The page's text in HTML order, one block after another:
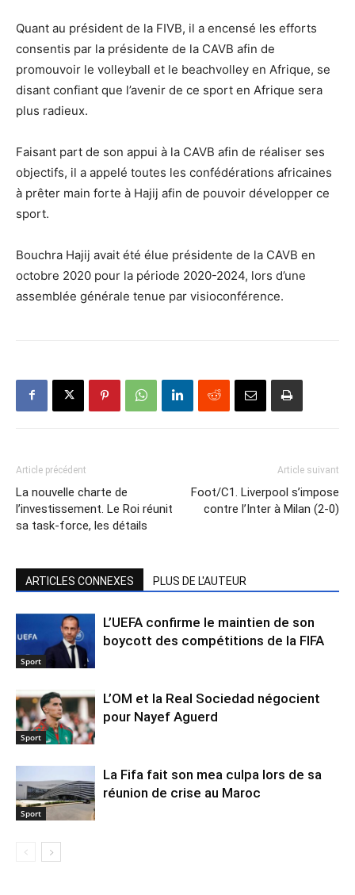
Quant au président de la FIVB, il a encensé les efforts
consentis par la présidente de la CAVB afin de
promouvoir le volleyball et le beachvolley en Afrique, se
disant confiant que l’avenir de ce sport en Afrique sera
plus radieux.
Faisant part de son appui à la CAVB afin de réaliser ses
objectifs, il a appelé toutes les confédérations africaines
à prêter main forte à Hajij afin de pouvoir développer ce
sport.
Bouchra Hajij avait été élue présidente de la CAVB en
octobre 2020 pour la période 2020-2024, lors d’une
assemblée générale tenue par visioconférence.
Article précédent
La nouvelle charte de
l’investissement. Le Roi réunit
sa task-force, les détails
Article suivant
Foot/C1. Liverpool s’impose
contre l’Inter à Milan (2-0)
ARTICLES CONNEXES PLUS DE L'AUTEUR
Sport
L’UEFA confirme le maintien de son
boycott des compétitions de la FIFA
Sport
L’OM et la Real Sociedad négocient
pour Nayef Aguerd
Sport
La Fifa fait son mea culpa lors de sa
réunion de crise au Maroc